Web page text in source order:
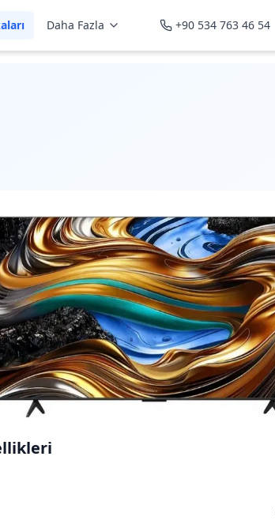
Daha Fazla +90 534 763 46 54